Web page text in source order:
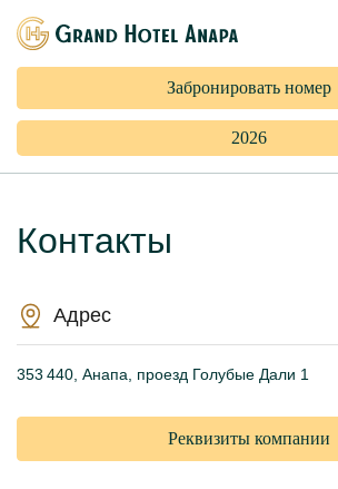
Забронировать номер
2026
Контакты
Адрес
353 440, Анапа, проезд Голубые Дали 1
Реквизиты компании